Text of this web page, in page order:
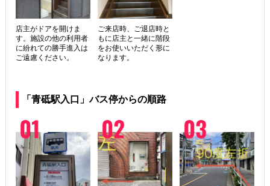
店主がドアを開けま
す。施設の他の利用者
に紛れての勝手進入は
ご遠慮ください。
ご来店時、ご退店時と
もに店主と一緒に階段
をお使いいただく形に
なります。
「青砥駅入口」バス停からの順路